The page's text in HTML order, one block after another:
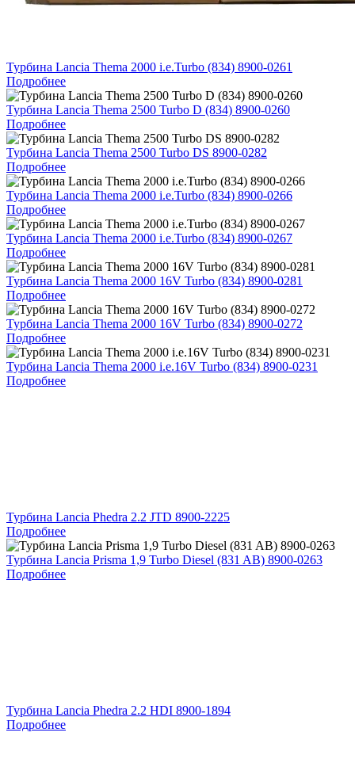
Турбина Lancia Thema 2000 i.e.Turbo (834) 8900-0261
Подробнее
Турбина Lancia Thema 2500 Turbo D (834) 8900-0260
Подробнее
Турбина Lancia Thema 2500 Turbo DS 8900-0282
Подробнее
Турбина Lancia Thema 2000 i.e.Turbo (834) 8900-0266
Подробнее
Турбина Lancia Thema 2000 i.e.Turbo (834) 8900-0267
Подробнее
Турбина Lancia Thema 2000 16V Turbo (834) 8900-0281
Подробнее
Турбина Lancia Thema 2000 16V Turbo (834) 8900-0272
Подробнее
Турбина Lancia Thema 2000 i.e.16V Turbo (834) 8900-0231
Подробнее
Турбина Lancia Phedra 2.2 JTD 8900-2225
Подробнее
Турбина Lancia Prisma 1,9 Turbo Diesel (831 AB) 8900-0263
Подробнее
Турбина Lancia Phedra 2.2 HDI 8900-1894
Подробнее